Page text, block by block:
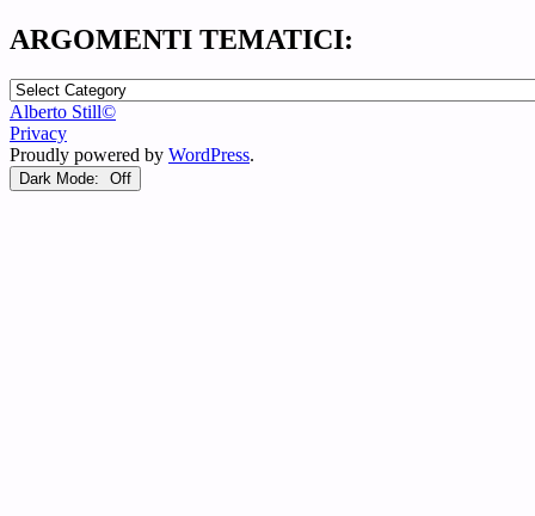
ARGOMENTI TEMATICI:
ARGOMENTI
TEMATICI:
Alberto Still©
Privacy
Proudly powered by WordPress.
Dark Mode: